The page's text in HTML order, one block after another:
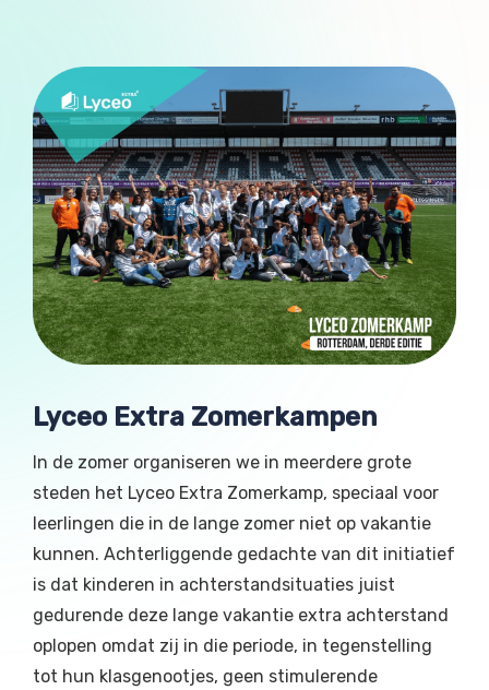
Lyceo Extra Zomerkampen
In de zomer organiseren we in meerdere grote
steden het Lyceo Extra Zomerkamp, speciaal voor
leerlingen die in de lange zomer niet op vakantie
kunnen. Achterliggende gedachte van dit initiatief
is dat kinderen in achterstandsituaties juist
gedurende deze lange vakantie extra achterstand
oplopen omdat zij in die periode, in tegenstelling
tot hun klasgenootjes, geen stimulerende